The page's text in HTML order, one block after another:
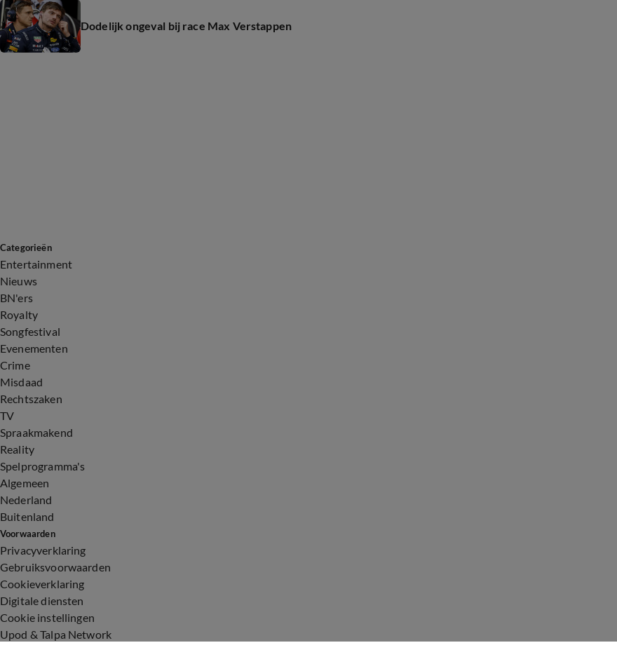
Dodelijk ongeval bij race Max Verstappen
Categorieën
Entertainment
Nieuws
BN'ers
Royalty
Songfestival
Evenementen
Crime
Misdaad
Rechtszaken
TV
Spraakmakend
Reality
Spelprogramma's
Algemeen
Nederland
Buitenland
Voorwaarden
Privacyverklaring
Gebruiksvoorwaarden
Cookieverklaring
Digitale diensten
Cookie instellingen
Upod & Talpa Network